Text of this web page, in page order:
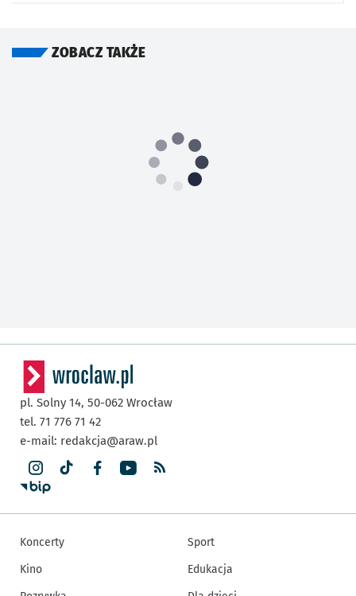
ZOBACZ TAKŻE
pl. Solny 14, 50-062 Wrocław
tel. 71 776 71 42
e-mail: redakcja@araw.pl
Koncerty
Kino
Sport
Edukacja